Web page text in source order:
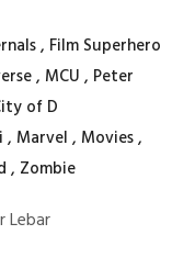
, Film Superhero
, MCU , Peter
of D
, Marvel , Movies,
, Zombie
Lebar